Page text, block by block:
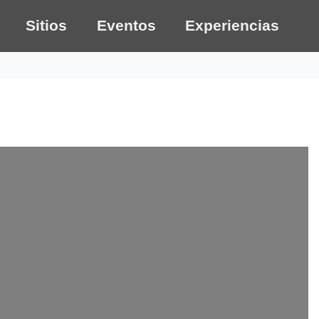
Sitios Eventos Experiencias